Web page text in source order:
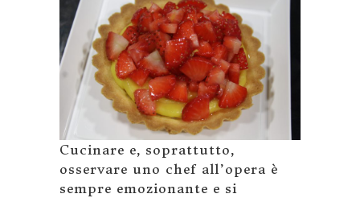
Cucinare e, soprattutto,
osservare uno chef all’opera è
sempre emozionante e si